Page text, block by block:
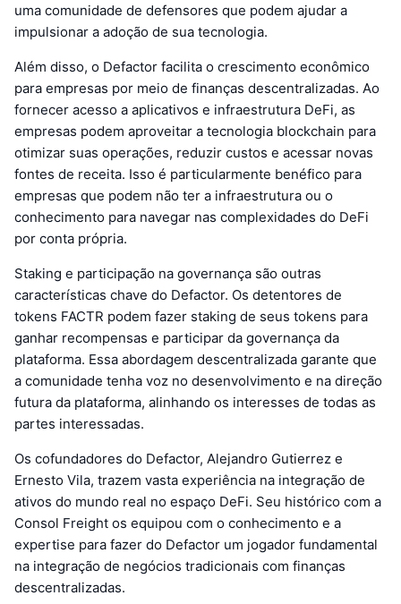
uma comunidade de defensores que podem ajudar a
impulsionar a adoção de sua tecnologia.
Além disso, o Defactor facilita o crescimento econômico
para empresas por meio de finanças descentralizadas. Ao
fornecer acesso a aplicativos e infraestrutura DeFi, as
empresas podem aproveitar a tecnologia blockchain para
otimizar suas operações, reduzir custos e acessar novas
fontes de receita. Isso é particularmente benéfico para
empresas que podem não ter a infraestrutura ou o
conhecimento para navegar nas complexidades do DeFi
por conta própria.
Staking e participação na governança são outras
características chave do Defactor. Os detentores de
tokens FACTR podem fazer staking de seus tokens para
ganhar recompensas e participar da governança da
plataforma. Essa abordagem descentralizada garante que
a comunidade tenha voz no desenvolvimento e na direção
futura da plataforma, alinhando os interesses de todas as
partes interessadas.
Os cofundadores do Defactor, Alejandro Gutierrez e
Ernesto Vila, trazem vasta experiência na integração de
ativos do mundo real no espaço DeFi. Seu histórico com a
Consol Freight os equipou com o conhecimento e a
expertise para fazer do Defactor um jogador fundamental
na integração de negócios tradicionais com finanças
descentralizadas.